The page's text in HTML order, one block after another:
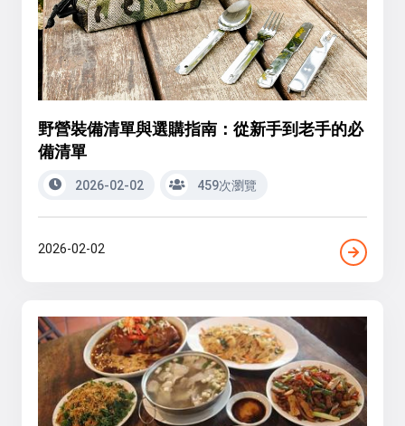
野營裝備清單與選購指南：從新手到老手的必
備清單
2026-02-02 459次瀏覽
2026-02-02